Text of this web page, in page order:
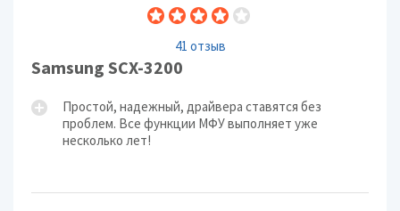
41 отзыв
Samsung SCX-3200
Простой, надежный, драйвера ставятся без
проблем. Все функции МФУ выполняет уже
несколько лет!